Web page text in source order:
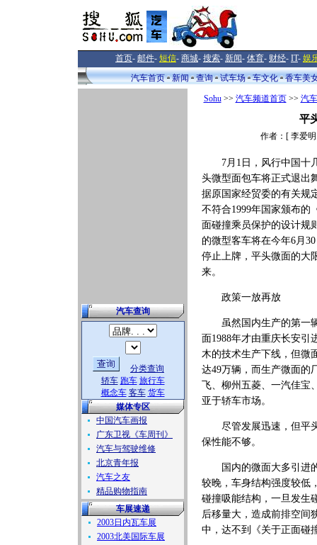
首页- 邮件- 短信- 商城- 搜索- 新闻- 体育- 财经- IT- 娱
汽车首页
新闻 查询 试车场 车文化 香车美
汽车查询
分类查询
轿车 跑车 旅行车
概念车 客车 货车
媒体专区
中国汽车画报
广东卫视《车周刊》
汽车与驾驶维修
北京青年报
汽车之友
精品购物指南
车展速递
2003日内瓦车展
2003北美国际车展
Sohu>> 汽车频道首页>> 汽
平
作者：[ 李爱
7月1日，风行中国十
头微型面包车将正式退出
据原国家经贸委的有关规
不符合1999年国家颁布的
面碰撞乘员保护的设计规
的微型客车将在今年6月
停止上牌，平头微面的大
来。
政策一放再放
虽然国内生产的第一
面1988年才由重庆长安引
木的技术生产下线，但微
达49万辆，而生产微面的
飞、柳州五菱、一汽佳
亚于轿车市场。
尽管发展迅速，但平头
保性能不够。
国内的微面大多引进的
较晚，车身结构强度较低
碰撞吸能结构，一旦发生
后移量大，造成前排空间
中，达不到《关于正面碰